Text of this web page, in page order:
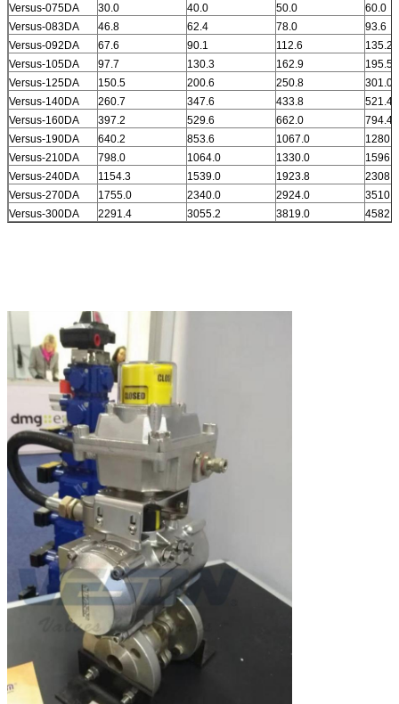
Versus-075DA
30.0 40.0 50.0
60.0
Versus-083DA
46.8 62.4 78.0
93.6
Versus-092DA
67.6 90.1 112.6
135.2
Versus-105DA
97.7 130.3 162.9
195.5
Versus-125DA
150.5 200.6 250.8
301.0
Versus-140DA
260.7 347.6 433.8
521.4
Versus-160DA
397.2 529.6 662.0
794.4
Versus-190DA
640.2 853.6 1067.0
1280.4
Versus-210DA
798.0 1064.0 1330.0
1596.0
Versus-240DA
1154.3 1539.0 1923.8
2308.5
Versus-270DA
1755.0 2340.0 2924.0
3510.0
Versus-300DA
2291.4 3055.2 3819.0 4582.8